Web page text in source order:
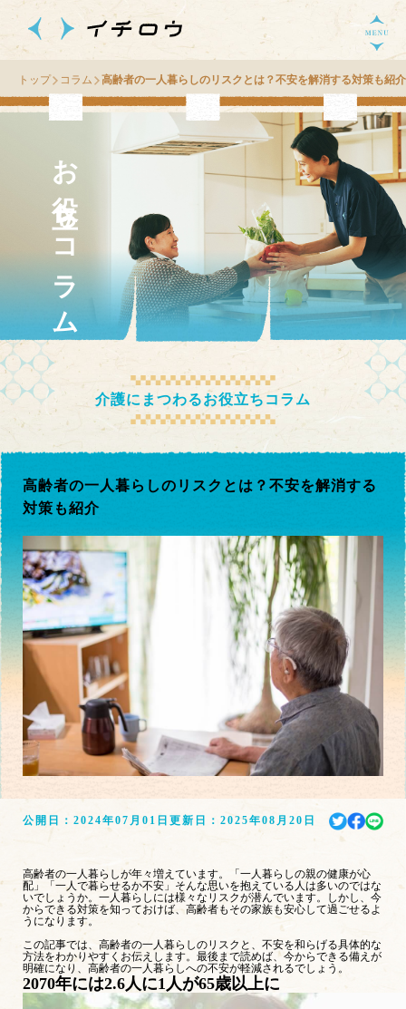
トップ コラム 高齢者の一人暮らしのリスクとは？不安を解消する対策も紹介
お役立ちコラム
介護にまつわるお役立ちコラム
高齢者の一人暮らしのリスクとは？不安を解消する
対策も紹介
公開日： 2024年07月01日 更新日： 2025年08月20日
高齢者の一人暮らしが年々増えています。「一人暮らしの親の健康が心
配」「一人で暮らせるか不安」そんな思いを抱えている人は多いのではな
いでしょうか。一人暮らしには様々なリスクが潜んでいます。しかし、今
からできる対策を知っておけば、高齢者もその家族も安心して過ごせるよ
うになります。
この記事では、高齢者の一人暮らしのリスクと、不安を和らげる具体的な
方法をわかりやすくお伝えします。最後まで読めば、今からできる備えが
明確になり、高齢者の一人暮らしへの不安が軽減されるでしょう。
2070年には2.6人に1人が65歳以上に